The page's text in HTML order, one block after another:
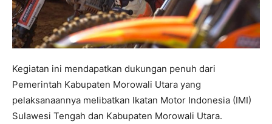
Kegiatan ini mendapatkan dukungan penuh dari
Pemerintah Kabupaten Morowali Utara yang
pelaksanaannya melibatkan Ikatan Motor Indonesia (IMI)
Sulawesi Tengah dan Kabupaten Morowali Utara.